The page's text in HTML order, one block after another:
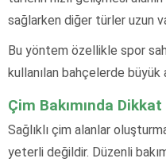
sağlarken diğer türler uzun
Bu yöntem özellikle spor
kullanılan bahçelerde büyük
Çim Bakımında
Sağlıklı çim alanlar
yeterli değildir. Düzenli